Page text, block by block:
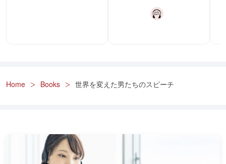
Home Books 世界を変えた男たちのスピーチ